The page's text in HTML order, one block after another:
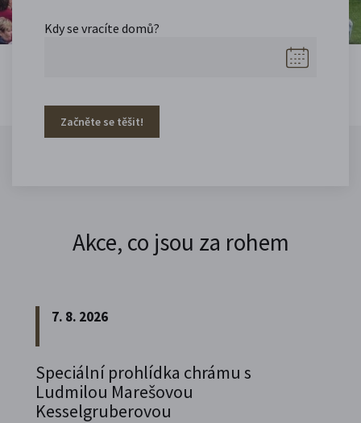
Kdy se vracíte domů?
Začněte se těšit!
Akce, co jsou za rohem
7. 8. 2026
Speciální prohlídka chrámu s
Ludmilou Marešovou
Kesselgruberovou